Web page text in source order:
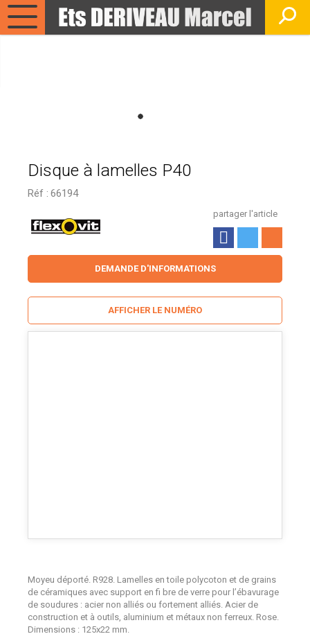
Disque à lamelles P40
Réf : 66194
partager l'article
Moyeu déporté. R928. Lamelles en toile polycoton et de grains
de céramiques avec support en fi bre de verre pour l’ébavurage
de soudures : acier non alliés ou fortement alliés. Acier de
construction et à outils, aluminium et métaux non ferreux. Rose.
Dimensions : 125x22 mm.
DEMANDE D'INFORMATIONS
AFFICHER LE NUMÉRO